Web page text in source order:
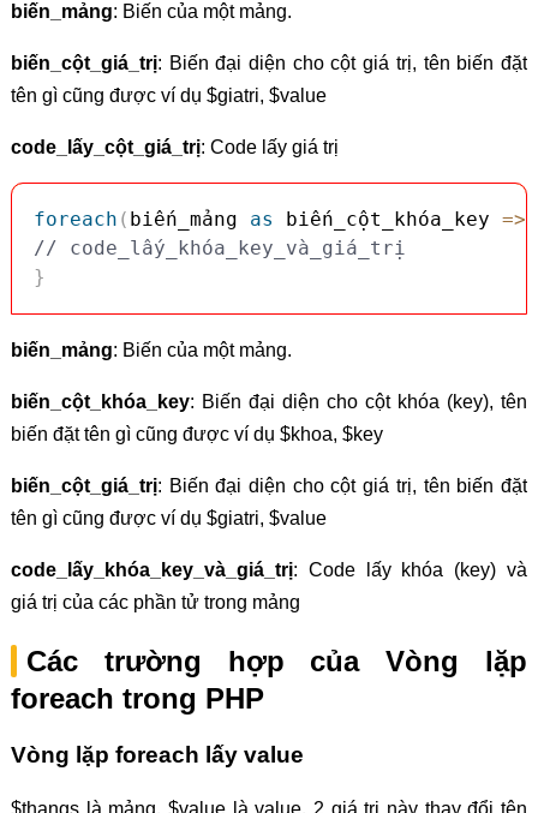
biến_mảng: Biến của một mảng.
biến_cột_giá_trị: Biến đại diện cho cột giá trị, tên biến đặt
tên gì cũng được ví dụ $giatri, $value
code_lấy_cột_giá_trị: Code lấy giá trị
foreach ( biến_mảng as biến_cột_khóa_key =>
// code_lấy_khóa_key_và_giá_trị
}
biến_mảng: Biến của một mảng.
biến_cột_khóa_key: Biến đại diện cho cột khóa (key), tên
biến đặt tên gì cũng được ví dụ $khoa, $key
biến_cột_giá_trị: Biến đại diện cho cột giá trị, tên biến đặt
tên gì cũng được ví dụ $giatri, $value
code_lấy_khóa_key_và_giá_trị: Code lấy khóa (key) và
giá trị của các phần tử trong mảng
Các trường hợp của Vòng lặp
foreach trong PHP
Vòng lặp foreach lấy value
$thangs là mảng, $value là value, 2 giá trị này thay đổi tên